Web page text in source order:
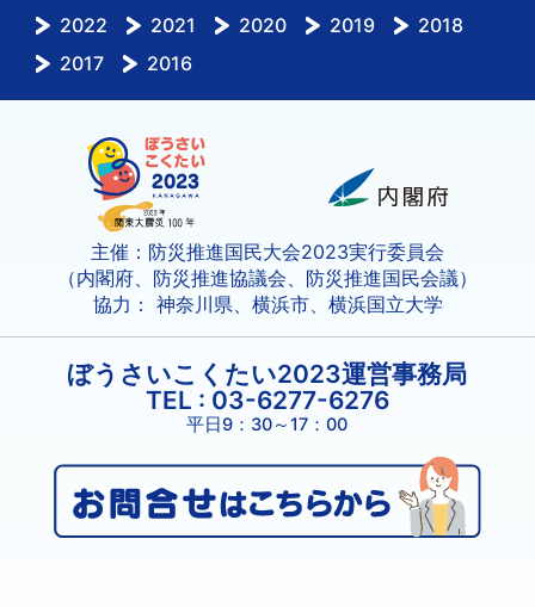
2022
2021 2020 2019
2018
2017
2016
主催：防災推進国民大会2023実行委員会
（内閣府、防災推進協議会、防災推進国民会議）
協力： 神奈川県、横浜市、横浜国立大学
ぼうさいこくたい2023運営事務局
TEL : 03-6277-6276
平日9：30～17：00